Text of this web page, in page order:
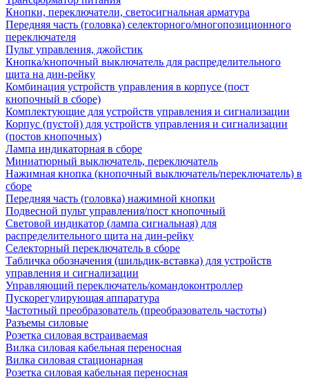
Кнопки, переключатели, светосигнальная арматура
Передняя часть (головка) селекторного/многопозиционного
переключателя
Пульт управления, джойстик
Кнопка/кнопочный выключатель для распределительного
щита на дин-рейку
Комбинация устройств управления в корпусе (пост
кнопочный в сборе)
Комплектующие для устройств управления и сигнализации
Корпус (пустой) для устройств управления и сигнализации
(постов кнопочных)
Лампа индикаторная в сборе
Миниатюрный выключатель, переключатель
Нажимная кнопка (кнопочный выключатель/переключатель) в
сборе
Передняя часть (головка) нажимной кнопки
Подвесной пульт управления/пост кнопочный
Световой индикатор (лампа сигнальная) для
распределительного щита на дин-рейку
Селекторный переключатель в сборе
Табличка обозначения (шильдик-вставка) для устройств
управления и сигнализации
Управляющий переключатель/командоконтроллер
Пускорегулирующая аппаратура
Частотный преобразователь (преобразователь частоты)
Разъемы силовые
Розетка силовая встраиваемая
Вилка силовая кабельная переносная
Вилка силовая стационарная
Розетка силовая кабельная переносная